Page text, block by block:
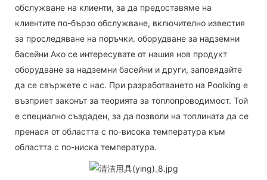
обслужване на клиенти, за да предоставяме на
клиентите по-бързо обслужване, включително известия
за проследяване на поръчки. оборудване за надземни
басейни Ако се интересувате от нашия нов продукт
оборудване за надземни басейни и други, заповядайте
да се свържете с нас. При разработването на Poolking е
възприет законът за теорията за топлопроводимост. Той
е специално създаден, за да позволи на топлината да се
пренася от областта с по-висока температура към
областта с по-ниска температура.